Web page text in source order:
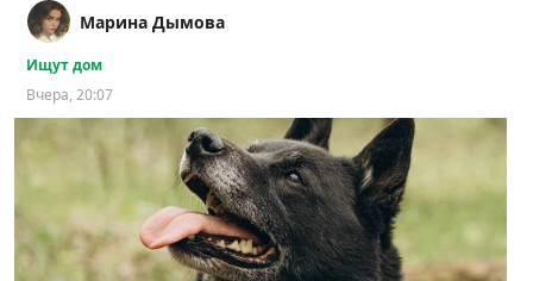
Марина Дымова
Ищут дом
Вчера, 20:07